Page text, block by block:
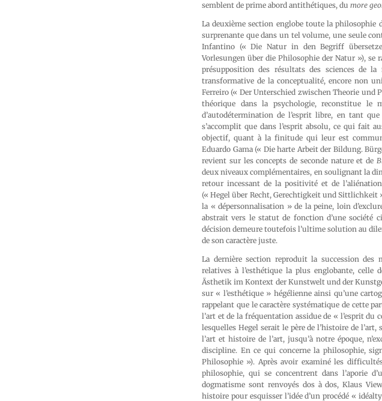
semblent de prime abord antithétiques, du more
La deuxième section englobe toute la philosophie
surprenante que dans un tel volume, une seule
Infantino (« Die Natur in den Begriff
Vorlesungen über die Philosophie der Natur »),
présupposition des résultats des sciences de
transformative de la conceptualité, encore non
Ferreiro (« Der Unterschied zwischen Theorie und
théorique dans la psychologie, reconstitue le
d’autodétermination de l’esprit libre, en tant
s’accomplit que dans l’esprit absolu, ce qui fait
objectif, quant à la finitude qui leur est
Eduardo Gama (« Die harte Arbeit der Bildung.
revient sur les concepts de seconde nature et de
deux niveaux complémentaires, en soulignant la
retour incessant de la positivité et de
(« Hegel über Recht, Gerechtigkeit und Sittlichkeit
la « dépersonnalisation » de la peine, loin
abstrait vers le statut de fonction d’une société
décision demeure toutefois l’ultime solution au
de son caractère juste.
La dernière section reproduit la succession
relatives à l’esthétique la plus englobante, celle
Ästhetik im Kontext der Kunstwelt und der
sur « l’esthétique » hégélienne ainsi qu’une
rappelant que le caractère systématique de cette
l’art et de la fréquentation assidue de « l’esprit du
lesquelles Hegel serait le père de l’histoire de
l’art et histoire de l’art, jusqu’à notre époque,
discipline. En ce qui concerne la philosophie,
Philosophie »). Après avoir examiné les
philosophie, qui se concentrent dans l’aporie
dogmatisme sont renvoyés dos à dos, Klaus
histoire pour esquisser l’idée d’un procédé «